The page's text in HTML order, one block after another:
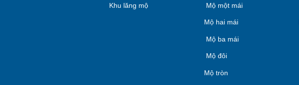
Khu lăng mộ Mộ một mái
Mộ hai mái
Mộ ba mái
Mộ đôi
Mộ tròn